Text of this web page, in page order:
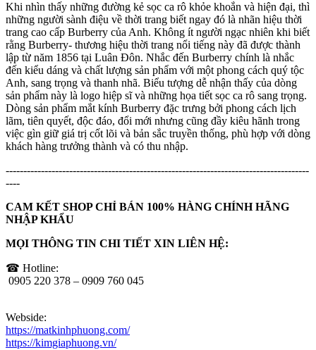
Khi nhìn thấy những đường kẻ sọc ca rô khỏe khoắn và hiện đại, thì
những người sành điệu về thời trang biết ngay đó là nhãn hiệu thời
trang cao cấp Burberry của Anh. Không ít người ngạc nhiên khi biết
rằng Burberry- thương hiệu thời trang nổi tiếng này đã được thành
lập từ năm 1856 tại Luân Đôn. Nhắc đến Burberry chính là nhắc
đến kiểu dáng và chất lượng sản phẩm với một phong cách quý tộc
Anh, sang trọng và thanh nhã. Biểu tượng dễ nhận thấy của dòng
sản phẩm này là logo hiệp sĩ và những họa tiết sọc ca rô sang trọng.
Dòng sản phẩm mắt kính Burberry đặc trưng bởi phong cách lịch
lãm, tiên quyết, độc đáo, đổi mới nhưng cũng đầy kiêu hãnh trong
việc gìn giữ giá trị cốt lõi và bản sắc truyền thống, phù hợp với dòng
khách hàng trưởng thành và có thu nhập.
--------------------------------------------------------------------------------------
----
CAM KẾT SHOP CHỈ BÁN 100% HÀNG CHÍNH HÃNG
NHẬP KHẨU
MỌI THÔNG TIN CHI TIẾT XIN LIÊN HỆ:
☎ Hotline:
0905 220 378 – 0909 760 045
Webside:
https://matkinhphuong.com/
https://kimgiaphuong.vn/